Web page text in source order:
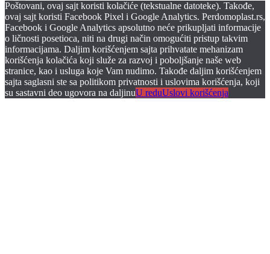
Poštovani, ovaj sajt koristi kolačiće (tekstualne datoteke). Takođe,
ovaj sajt koristi Facebook Pixel i Google Analytics. Perdomoplast.rs,
Facebook i Google Analytics apsolutno neće prikupljati informacije
o ličnosti posetioca, niti na drugi način omogućiti pristup takvim
informacijama. Daljim korišćenjem sajta prihvatate mehanizam
korišćenja kolačića koji služe za razvoj i poboljšanje naše web
stranice, kao i usluga koje Vam nudimo. Takođe daljim korišćenjem
sajta saglasni ste sa politikom privatnosti i uslovima korišćenja, koji
su sastavni deo ugovora na daljinuU reduUslovi korišćenja